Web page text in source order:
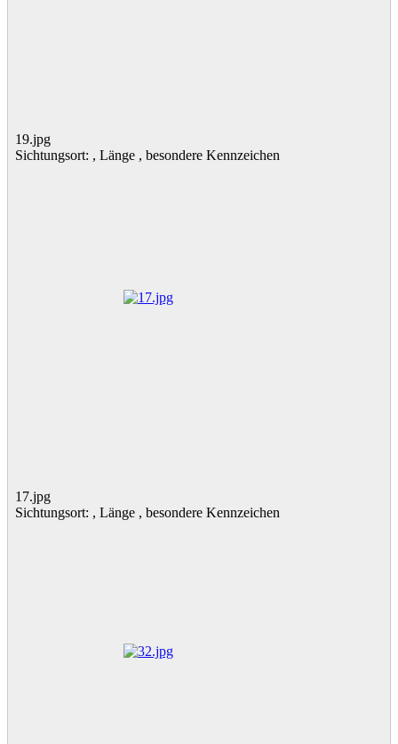
19.jpg
Sichtungsort: , Länge , besondere Kennzeichen
17.jpg
Sichtungsort: , Länge , besondere Kennzeichen